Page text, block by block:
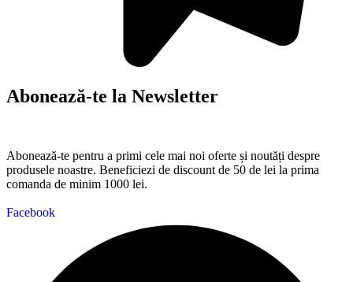
Abonează-te la Newsletter
Abonează-te pentru a primi cele mai noi oferte și noutăți despre
produsele noastre. Beneficiezi de discount de 50 de lei la prima
comanda de minim 1000 lei.
Facebook